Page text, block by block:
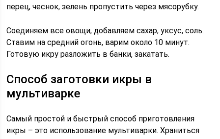
перец, чеснок, зелень пропустить через мясорубку.
Соединяем все овощи, добавляем сахар, уксус, соль.
Ставим на средний огонь, варим около 10 минут.
Готовую икру разложить в банки, закатать.
Способ заготовки икры в
мультиварке
Самый простой и быстрый способ приготовления
икры – это использование мультиварки. Храниться